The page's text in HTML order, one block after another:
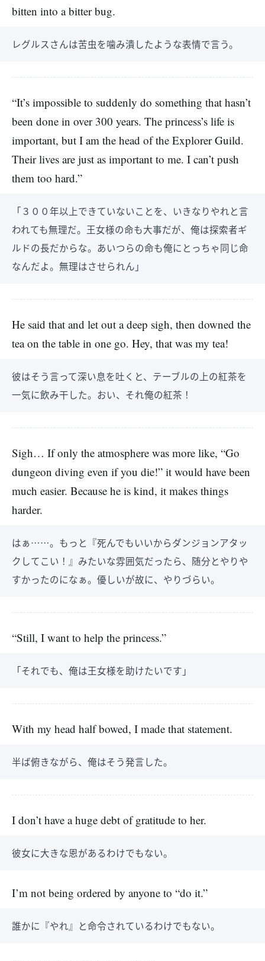
bitten into a bitter bug.
レグルスさんは苦虫を噛み潰したような表情で言う。
“It’s impossible to suddenly do something that hasn’t
been done in over 300 years. The princess’s life is
important, but I am the head of the Explorer Guild.
Their lives are just as important to me. I can’t push
them too hard.”
「３００年以上できていないことを、いきなりやれと言
われても無理だ。王女様の命も大事だが、俺は探索者ギ
ルドの長だからな。あいつらの命も俺にとっちゃ同じ命
なんだよ。無理はさせられん」
He said that and let out a deep sigh, then downed the
tea on the table in one go. Hey, that was my tea!
彼はそう言って深い息を吐くと、テーブルの上の紅茶を
一気に飲み干した。おい、それ俺の紅茶！
Sigh… If only the atmosphere was more like, “Go
dungeon diving even if you die!” it would have been
much easier. Because he is kind, it makes things
harder.
はぁ……。もっと『死んでもいいからダンジョンアタッ
クしてこい！』みたいな雰囲気だったら、随分とやりや
すかったのになぁ。優しいが故に、やりづらい。
“Still, I want to help the princess.”
「それでも、俺は王女様を助けたいです」
With my head half bowed, I made that statement.
半ば俯きながら、俺はそう発言した。
I don’t have a huge debt of gratitude to her.
彼女に大きな恩があるわけでもない。
I’m not being ordered by anyone to “do it.”
誰かに『やれ』と命令されているわけでもない。